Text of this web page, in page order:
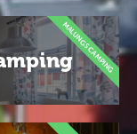
MALUNGS CAMPING